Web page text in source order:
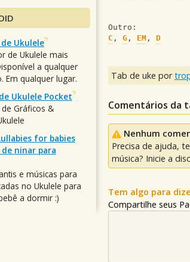
Outro:
C , G , EM , D
Tab de uke por
Comentários da
Nenhum
Precisa de ajuda,
música? Inicie a
Tem algo para
Compartilhe seus
Ukulele
de Ukulele mais
a qualquer
Em qualquer lugar.
Ukulele Pocket
Gráficos &
for babies
de ninar para
e músicas para
no Ukulele para
a dormir :)